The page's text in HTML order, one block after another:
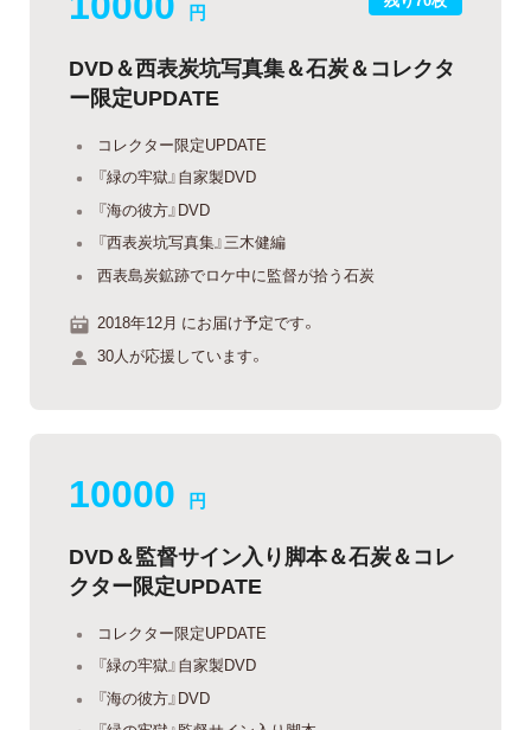
円
DVD＆西表炭坑写真集＆石炭＆コレクタ
ー限定UPDATE
コレクター限定UPDATE
『緑の牢獄』自家製DVD
『海の彼方』DVD
『西表炭坑写真集』三木健編
西表島炭鉱跡でロケ中に監督が拾う石炭
2018年12月 にお届け予定です。
30人が応援しています。
10000 円
DVD＆監督サイン入り脚本＆石炭＆コレ
クター限定UPDATE
コレクター限定UPDATE
『緑の牢獄』自家製DVD
『海の彼方』DVD